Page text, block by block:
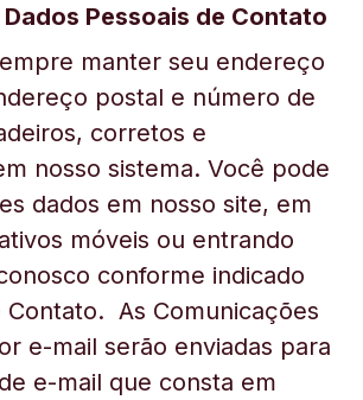
Pessoais de Contato
manter seu endereço
postal e número de
corretos e
nosso sistema. Você pode
dados em nosso site, em
móveis ou entrando
conforme indicado
Contato. As Comunicações
e-mail serão enviadas para
e-mail que consta em